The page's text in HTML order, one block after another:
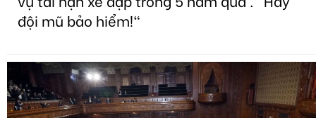
đội mũ bảo hiểm!"